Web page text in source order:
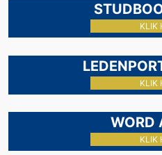
KLIK
KLIK
WORD
KLIK